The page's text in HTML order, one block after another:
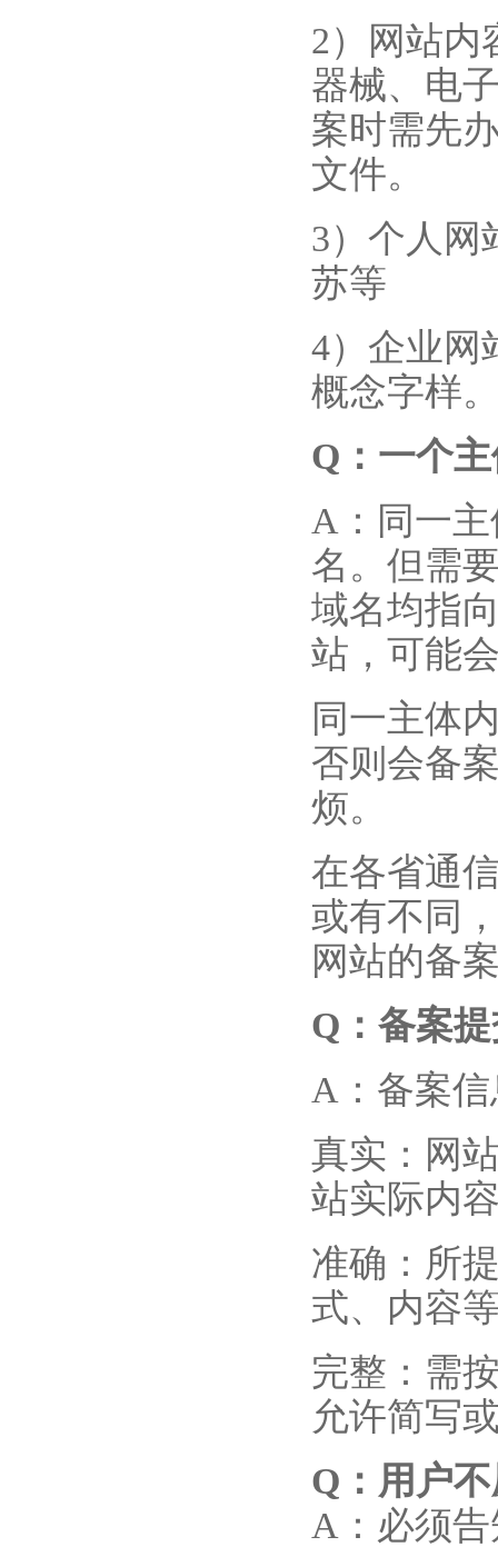
2）网站内
器械、电
案时需先
文件。
3）个人网
苏等
4）企业网
概念字样
Q ：一个
A：同一
名。但需
域名均指
站，可能
同一主体
否则会备
烦。
在各省通
或有不同
网站的备
Q ：备案
A：备案
真实：网
站实际内
准确：所
式、内容
完整：需
允许简写
Q ：用户
A：必须